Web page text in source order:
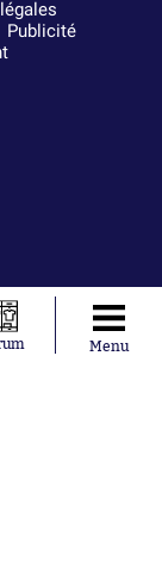
Publicité
Menu